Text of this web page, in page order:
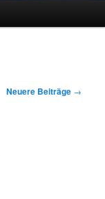
Neuere Beiträge →